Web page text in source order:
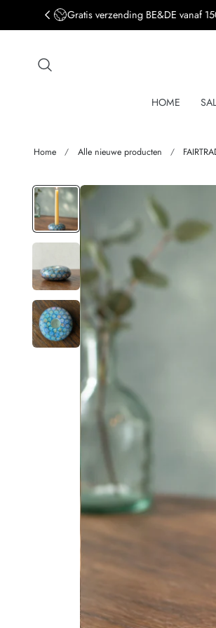
de inhoud Gratis verzending BE&DE vanaf
HOME
Home Alle nieuwe producten